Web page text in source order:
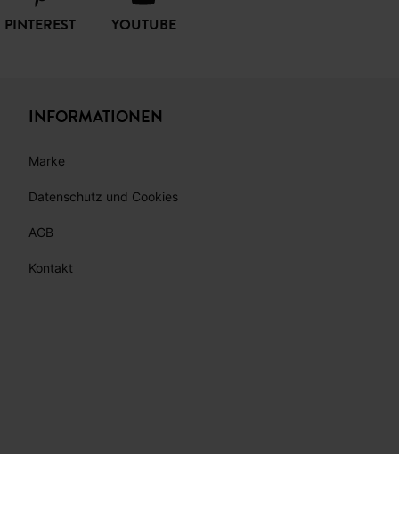
PINTEREST YOUTUBE
INFORMATIONEN
Marke
Datenschutz und Cookies
AGB
Kontakt